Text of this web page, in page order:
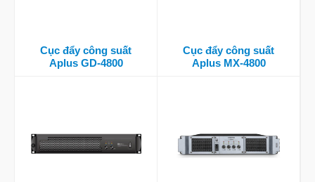
Cục đẩy công suất
Aplus GD-4800
Cục đẩy công suất
Aplus MX-4800